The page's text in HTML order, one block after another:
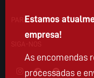
PARA AMMANN-
SIGA-NOS
Estamos
empresa!
As encomendas
processadas e